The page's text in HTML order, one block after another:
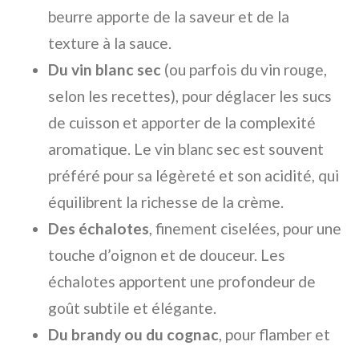
beurre apporte de la saveur et de la
texture à la sauce.
Du vin blanc sec (ou parfois du vin rouge,
selon les recettes), pour déglacer les sucs
de cuisson et apporter de la complexité
aromatique. Le vin blanc sec est souvent
préféré pour sa légèreté et son acidité, qui
équilibrent la richesse de la crème.
Des échalotes , finement ciselées, pour une
touche d’oignon et de douceur. Les
échalotes apportent une profondeur de
goût subtile et élégante.
Du brandy ou du cognac , pour flamber et